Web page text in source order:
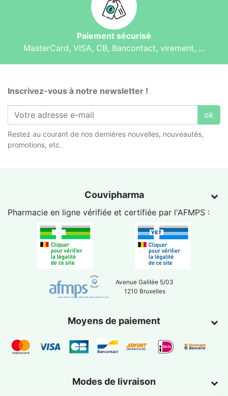
Paiement sécurisé
MasterCard, VISA, CB, Bancontact, virement, ...
Inscrivez-vous à notre newsletter !
ok
Restez au courant de nos dernières nouvelles, nouveautés,
promotions, etc.
Couvipharma
Pharmacie en ligne vérifiée et certifiée par l'AFMPS :
Avenue Galilée 5/03
1210 Bruxelles
Moyens de paiement
Modes de livraison